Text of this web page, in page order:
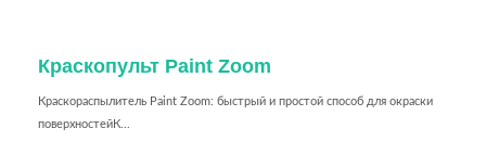
Краскопульт Paint Zoom
Краскораспылитель Paint Zoom: быстрый и простой способ для окраски
поверхностейК...